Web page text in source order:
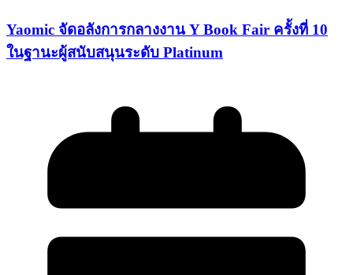
Yaomic จัดอลังการกลางงาน Y Book Fair ครั้งที่ 10
ในฐานะผู้สนับสนุนระดับ Platinum